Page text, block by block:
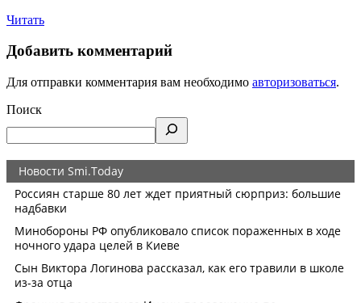
Читать
Добавить комментарий
Для отправки комментария вам необходимо авторизоваться.
Поиск